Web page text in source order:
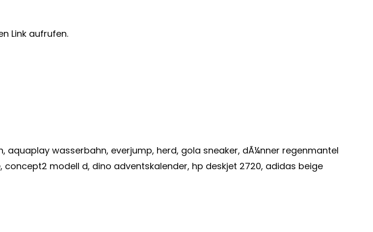
Link aufrufen.
wasserbahn, everjump, herd, gola sneaker, dÃ¼nner regenmantel
modell d, dino adventskalender, hp deskjet 2720, adidas beige